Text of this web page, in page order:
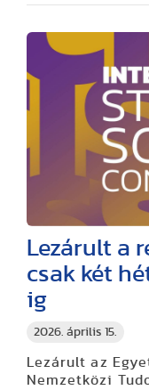
2026. április 15.
Lezárult a
csak két
ig
Lezárult az
Nemzetközi